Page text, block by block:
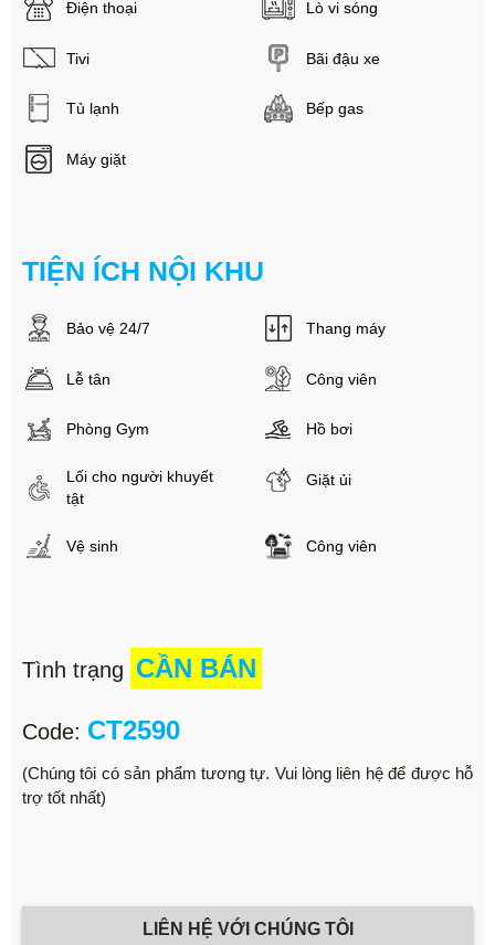
Điện thoại Lò vi sóng
Tivi Bãi đậu xe
Tủ lạnh Bếp gas
Máy giặt
TIỆN ÍCH NỘI KHU
Bảo vệ 24/7 Thang máy
Lễ tân Công viên
Phòng Gym Hồ bơi
Lối cho người khuyết
tật
Giặt ủi
Vệ sinh Công viên
Tình trạng CẦN BÁN
Code: CT2590
(Chúng tôi có sản phẩm tương tự. Vui lòng liên hệ để được hỗ
trợ tốt nhất)
LIÊN HỆ VỚI CHÚNG TÔI